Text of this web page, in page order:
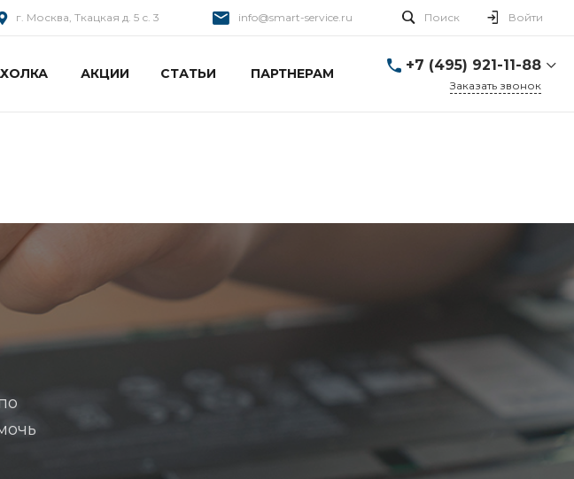
г. Москва, Ткацкая д. 5 с. 3 info@smart-service.ru Поиск Войти
АКЦИИ СТАТЬИ ПАРТНЕРАМ
+7 (495) 921-11-88
Заказать звонок